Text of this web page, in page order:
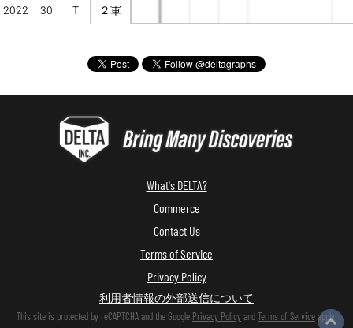
2022
30 T ２軍
What's DELTA?
Commerce
Contact Us
Terms of Service
Privacy Policy
利用者情報の外部送信について
This site is protected by reCAPTCHA and the Google Privacy PolicyandTerms of Serviceapply.